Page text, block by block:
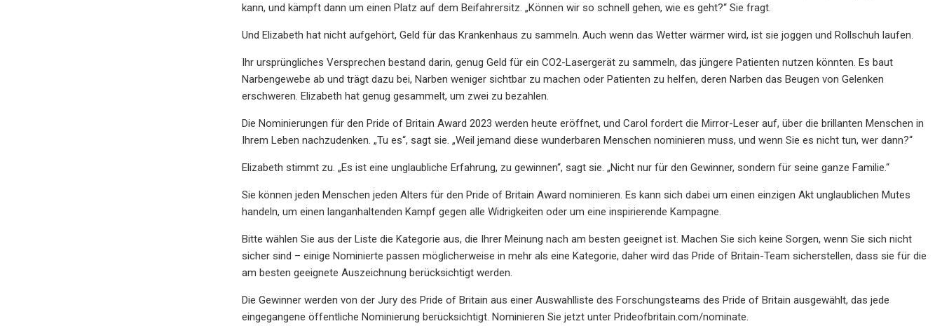
kann, und kämpft dann um einen Platz auf dem Beifahrersitz. „Können wir so schnell gehen, wie es geht?“ Sie fragt.
Und Elizabeth hat nicht aufgehört, Geld für das Krankenhaus zu sammeln. Auch wenn das Wetter wärmer wird, ist sie joggen und Rollschuh laufen.
Ihr ursprüngliches Versprechen bestand darin, genug Geld für ein CO2-Lasergerät zu sammeln, das jüngere Patienten nutzen könnten. Es baut
Narbengewebe ab und trägt dazu bei, Narben weniger sichtbar zu machen oder Patienten zu helfen, deren Narben das Beugen von Gelenken
erschweren. Elizabeth hat genug gesammelt, um zwei zu bezahlen.
Die Nominierungen für den Pride of Britain Award 2023 werden heute eröffnet, und Carol fordert die Mirror-Leser auf, über die brillanten Menschen in
Ihrem Leben nachzudenken. „Tu es“, sagt sie. „Weil jemand diese wunderbaren Menschen nominieren muss, und wenn Sie es nicht tun, wer dann?“
Elizabeth stimmt zu. „Es ist eine unglaubliche Erfahrung, zu gewinnen“, sagt sie. „Nicht nur für den Gewinner, sondern für seine ganze Familie.“
Sie können jeden Menschen jeden Alters für den Pride of Britain Award nominieren. Es kann sich dabei um einen einzigen Akt unglaublichen Mutes
handeln, um einen langanhaltenden Kampf gegen alle Widrigkeiten oder um eine inspirierende Kampagne.
Bitte wählen Sie aus der Liste die Kategorie aus, die Ihrer Meinung nach am besten geeignet ist. Machen Sie sich keine Sorgen, wenn Sie sich nicht
sicher sind – einige Nominierte passen möglicherweise in mehr als eine Kategorie, daher wird das Pride of Britain-Team sicherstellen, dass sie für die
am besten geeignete Auszeichnung berücksichtigt werden.
Die Gewinner werden von der Jury des Pride of Britain aus einer Auswahlliste des Forschungsteams des Pride of Britain ausgewählt, das jede
eingegangene öffentliche Nominierung berücksichtigt. Nominieren Sie jetzt unter Prideofbritain.com/nominate.